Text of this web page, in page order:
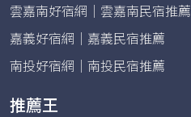
雲嘉南好宿網｜雲嘉南民宿推薦
嘉義好宿網｜嘉義民宿推薦
南投好宿網｜南投民宿推薦
推薦王